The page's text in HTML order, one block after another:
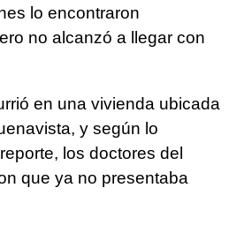
lo encontraron
no alcanzó a llegar con
en una vivienda ubicada
y según lo
los doctores del
que ya no presentaba